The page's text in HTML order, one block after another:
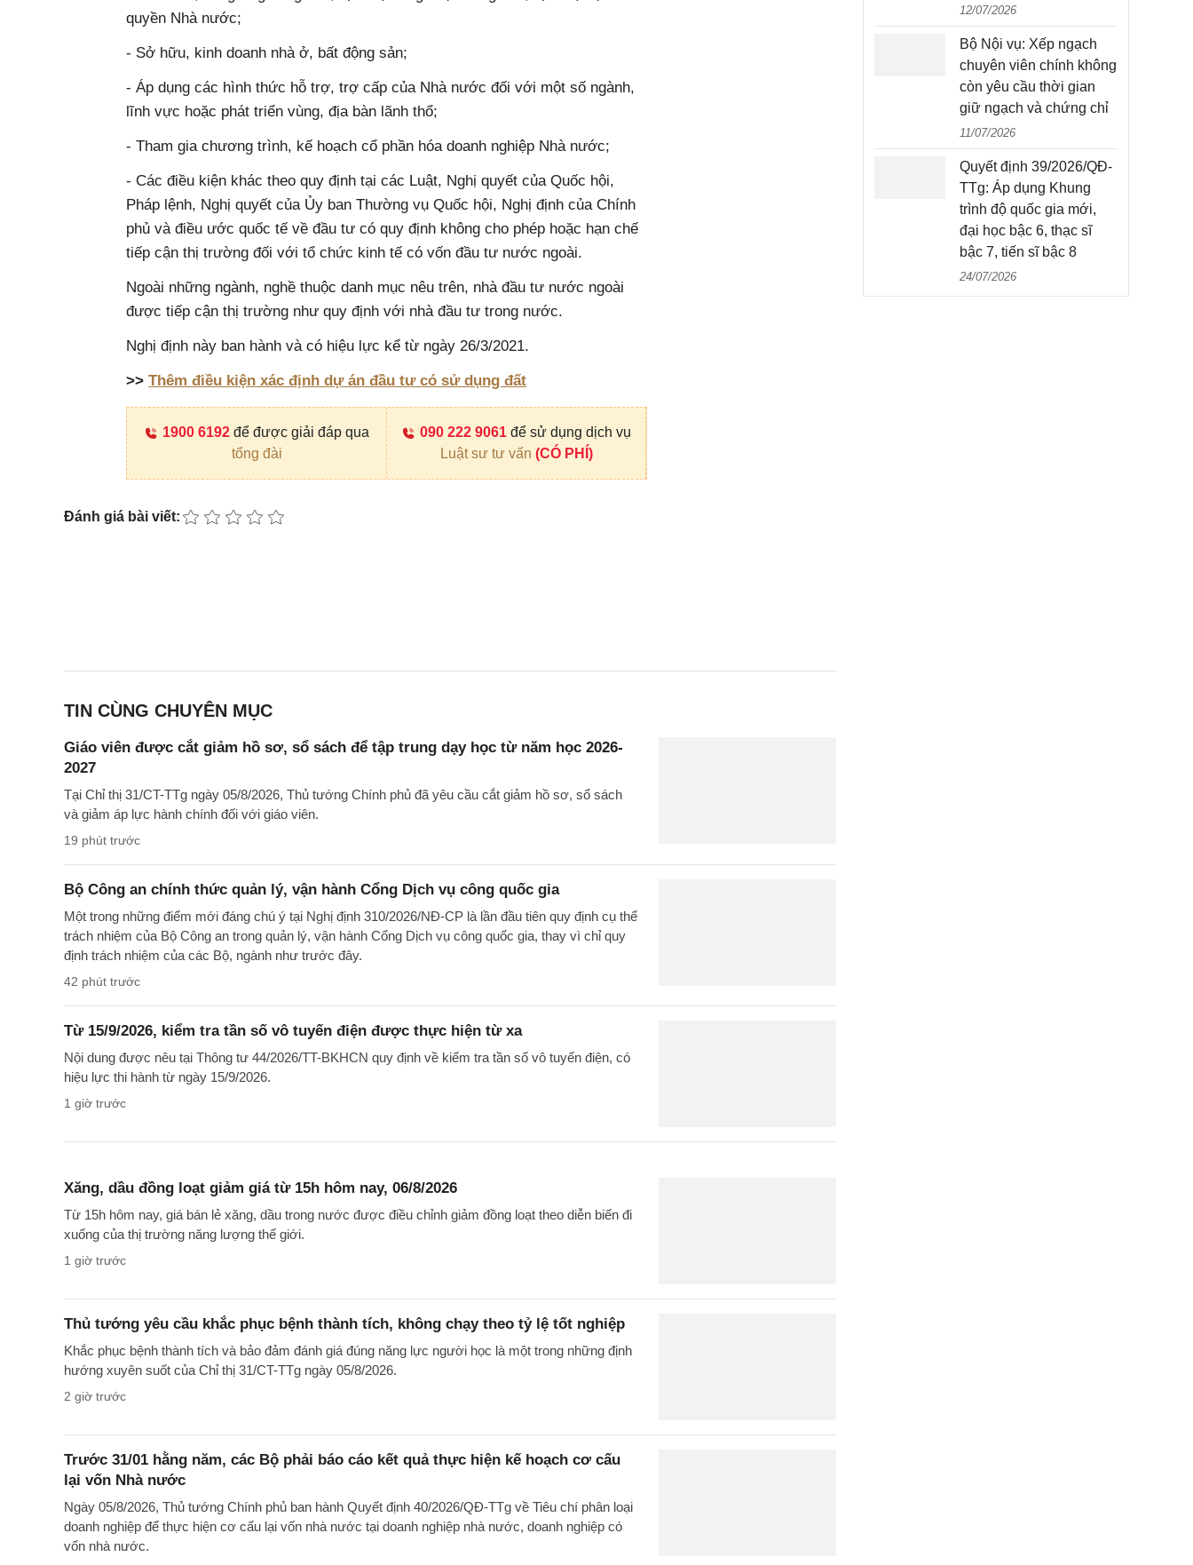
quyền Nhà nước;
- Sở hữu, kinh doanh nhà ở, bất động sản;
- Áp dụng các hình thức hỗ trợ, trợ cấp của Nhà nước đối với một số ngành,
lĩnh vực hoặc phát triển vùng, địa bàn lãnh thổ;
- Tham gia chương trình, kế hoạch cổ phần hóa doanh nghiệp Nhà nước;
- Các điều kiện khác theo quy định tại các Luật, Nghị quyết của Quốc hội,
Pháp lệnh, Nghị quyết của Ủy ban Thường vụ Quốc hội, Nghị định của Chính
phủ và điều ước quốc tế về đầu tư có quy định không cho phép hoặc hạn chế
tiếp cận thị trường đối với tổ chức kinh tế có vốn đầu tư nước ngoài.
Ngoài những ngành, nghề thuộc danh mục nêu trên, nhà đầu tư nước ngoài
được tiếp cận thị trường như quy định với nhà đầu tư trong nước.
Nghị định này ban hành và có hiệu lực kể từ ngày 26/3/2021.
>> Thêm điều kiện xác định dự án đầu tư có sử dụng đất
1900 6192 để được giải đáp qua
tổng đài
090 222 9061 để sử dụng dịch vụ
Luật sư tư vấn (CÓ PHÍ)
Đánh giá bài viết:
TIN CÙNG CHUYÊN MỤC
Giáo viên được cắt giảm hồ sơ, sổ sách để tập trung dạy học từ năm học 2026-
2027
Tại Chỉ thị 31/CT-TTg ngày 05/8/2026, Thủ tướng Chính phủ đã yêu cầu cắt giảm hồ sơ, sổ sách
và giảm áp lực hành chính đối với giáo viên.
19 phút trước
Bộ Công an chính thức quản lý, vận hành Cổng Dịch vụ công quốc gia
Một trong những điểm mới đáng chú ý tại Nghị định 310/2026/NĐ-CP là lần đầu tiên quy định cụ thể
trách nhiệm của Bộ Công an trong quản lý, vận hành Cổng Dịch vụ công quốc gia, thay vì chỉ quy
định trách nhiệm của các Bộ, ngành như trước đây.
42 phút trước
Từ 15/9/2026, kiểm tra tần số vô tuyến điện được thực hiện từ xa
Nội dung được nêu tại Thông tư 44/2026/TT-BKHCN quy định về kiểm tra tần số vô tuyến điện, có
hiệu lực thi hành từ ngày 15/9/2026.
1 giờ trước
Xăng, dầu đồng loạt giảm giá từ 15h hôm nay, 06/8/2026
Từ 15h hôm nay, giá bán lẻ xăng, dầu trong nước được điều chỉnh giảm đồng loạt theo diễn biến đi
xuống của thị trường năng lượng thế giới.
1 giờ trước
Thủ tướng yêu cầu khắc phục bệnh thành tích, không chạy theo tỷ lệ tốt nghiệp
Khắc phục bệnh thành tích và bảo đảm đánh giá đúng năng lực người học là một trong những định
hướng xuyên suốt của Chỉ thị 31/CT-TTg ngày 05/8/2026.
2 giờ trước
Trước 31/01 hằng năm, các Bộ phải báo cáo kết quả thực hiện kế hoạch cơ cấu
lại vốn Nhà nước
Ngày 05/8/2026, Thủ tướng Chính phủ ban hành Quyết định 40/2026/QĐ-TTg về Tiêu chí phân loại
doanh nghiệp để thực hiện cơ cấu lại vốn nhà nước tại doanh nghiệp nhà nước, doanh nghiệp có
vốn nhà nước.
12/07/2026
Bộ Nội vụ: Xếp ngạch
chuyên viên chính không
còn yêu cầu thời gian
giữ ngạch và chứng chỉ
11/07/2026
Quyết định 39/2026/QĐ-
TTg: Áp dụng Khung
trình độ quốc gia mới,
đại học bậc 6, thạc sĩ
bậc 7, tiến sĩ bậc 8
24/07/2026